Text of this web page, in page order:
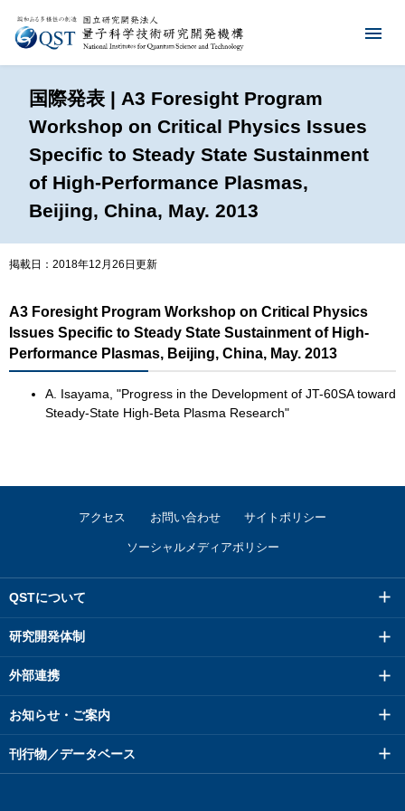
国際発表 | A3 Foresight Program
Workshop on Critical Physics Issues
Specific to Steady State Sustainment
of High-Performance Plasmas,
Beijing, China, May. 2013
掲載日：2018年12月26日更新
A3 Foresight Program Workshop on Critical Physics
Issues Specific to Steady State Sustainment of High-
Performance Plasmas, Beijing, China, May. 2013
A. Isayama, "Progress in the Development of JT-60SA toward
Steady-State High-Beta Plasma Research"
アクセス お問い合わせ サイトポリシー
ソーシャルメディアポリシー
QSTについて
研究開発体制
外部連携
お知らせ・ご案内
刊行物／データベース